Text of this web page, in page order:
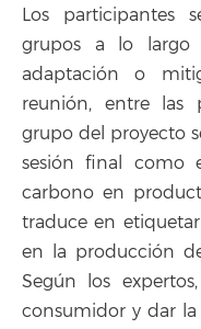
Los participantes
grupos a lo largo
adaptación o
reunión, entre las
grupo del proyecto
sesión final como
carbono en
traduce en
en la producción
Según los
consumidor y dar